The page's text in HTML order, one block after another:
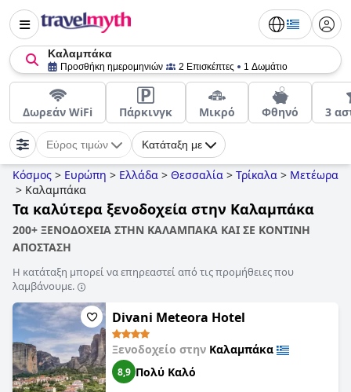
Καλαμπάκα
Προσθήκη ημερομηνιών 2 Επισκέπτες 1 Δωμάτιο
Δωρεάν WiFi Πάρκινγκ Μικρό Φθηνό 3
Εύρος τιμών Κατάταξη με
Κόσμος > Ευρώπη > Ελλάδα > Θεσσαλία > Τρίκαλα > Μετέωρα
> Καλαμπάκα
Τα καλύτερα ξενοδοχεία στην Καλαμπάκα
200+ ΞΕΝΟΔΟΧΕΙΑ ΣΤΗΝ ΚΑΛΑΜΠΑΚΑ ΚΑΙ ΣΕ ΚΟΝΤΙΝΗ
ΑΠΟΣΤΑΣΗ
Η κατάταξη μπορεί να επηρεαστεί από τις προμήθειες που
λαμβάνουμε.
Divani Meteora Hotel
Ξενοδοχείο στην Καλαμπάκα
8,9 Πολύ Καλό